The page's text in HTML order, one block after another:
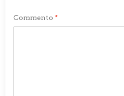
Commento *